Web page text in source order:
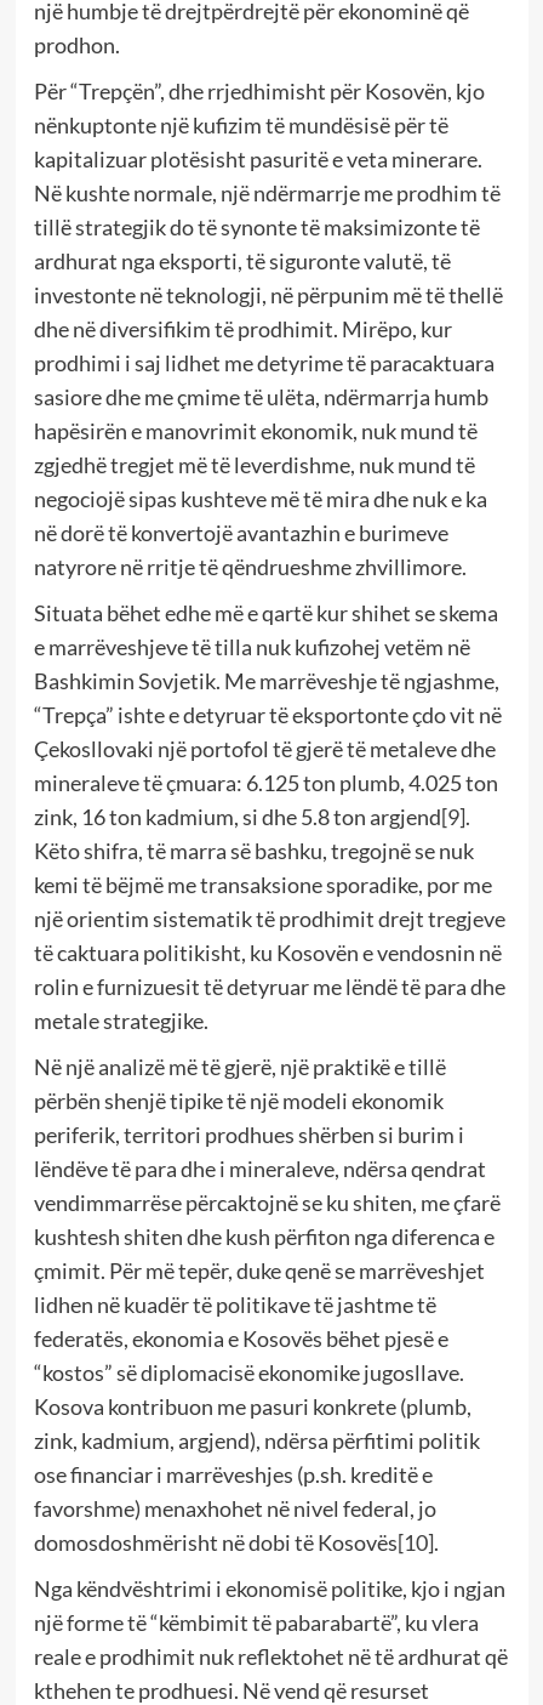
një humbje të drejtpërdrejtë për ekonominë që
prodhon.
Për “Trepçën”, dhe rrjedhimisht për Kosovën, kjo
nënkuptonte një kufizim të mundësisë për të
kapitalizuar plotësisht pasuritë e veta minerare.
Në kushte normale, një ndërmarrje me prodhim të
tillë strategjik do të synonte të maksimizonte të
ardhurat nga eksporti, të siguronte valutë, të
investonte në teknologji, në përpunim më të thellë
dhe në diversifikim të prodhimit. Mirëpo, kur
prodhimi i saj lidhet me detyrime të paracaktuara
sasiore dhe me çmime të ulëta, ndërmarrja humb
hapësirën e manovrimit ekonomik, nuk mund të
zgjedhë tregjet më të leverdishme, nuk mund të
negociojë sipas kushteve më të mira dhe nuk e ka
në dorë të konvertojë avantazhin e burimeve
natyrore në rritje të qëndrueshme zhvillimore.
Situata bëhet edhe më e qartë kur shihet se skema
e marrëveshjeve të tilla nuk kufizohej vetëm në
Bashkimin Sovjetik. Me marrëveshje të ngjashme,
“Trepça” ishte e detyruar të eksportonte çdo vit në
Çekosllovaki një portofol të gjerë të metaleve dhe
mineraleve të çmuara: 6.125 ton plumb, 4.025 ton
zink, 16 ton kadmium, si dhe 5.8 ton argjend[9].
Këto shifra, të marra së bashku, tregojnë se nuk
kemi të bëjmë me transaksione sporadike, por me
një orientim sistematik të prodhimit drejt tregjeve
të caktuara politikisht, ku Kosovën e vendosnin në
rolin e furnizuesit të detyruar me lëndë të para dhe
metale strategjike.
Në një analizë më të gjerë, një praktikë e tillë
përbën shenjë tipike të një modeli ekonomik
periferik, territori prodhues shërben si burim i
lëndëve të para dhe i mineraleve, ndërsa qendrat
vendimmarrëse përcaktojnë se ku shiten, me çfarë
kushtesh shiten dhe kush përfiton nga diferenca e
çmimit. Për më tepër, duke qenë se marrëveshjet
lidhen në kuadër të politikave të jashtme të
federatës, ekonomia e Kosovës bëhet pjesë e
“kostos” së diplomacisë ekonomike jugosllave.
Kosova kontribuon me pasuri konkrete (plumb,
zink, kadmium, argjend), ndërsa përfitimi politik
ose financiar i marrëveshjes (p.sh. kreditë e
favorshme) menaxhohet në nivel federal, jo
domosdoshmërisht në dobi të Kosovës[10].
Nga këndvështrimi i ekonomisë politike, kjo i ngjan
një forme të “këmbimit të pabarabartë”, ku vlera
reale e prodhimit nuk reflektohet në të ardhurat që
kthehen te prodhuesi. Në vend që resurset